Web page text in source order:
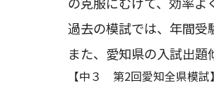
過去の模試では、年間受
また、愛知県の入試出題
【中３ 第2回愛知全県模試】